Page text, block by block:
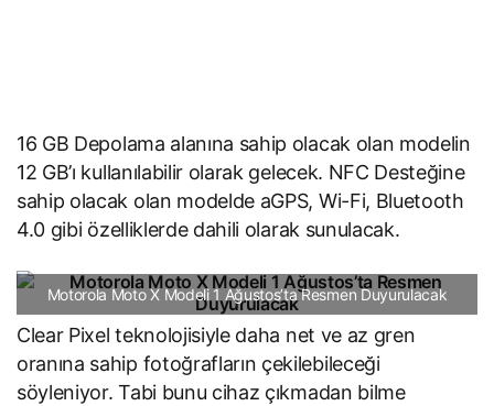
16 GB Depolama alanına sahip olacak olan modelin
12 GB’ı kullanılabilir olarak gelecek. NFC Desteğine
sahip olacak olan modelde aGPS, Wi-Fi, Bluetooth
4.0 gibi özelliklerde dahili olarak sunulacak.
Motorola Moto X Modeli 1 Ağustos’ta Resmen Duyurulacak
Clear Pixel teknolojisiyle daha net ve az gren
oranına sahip fotoğrafların çekilebileceği
söyleniyor. Tabi bunu cihaz çıkmadan bilme